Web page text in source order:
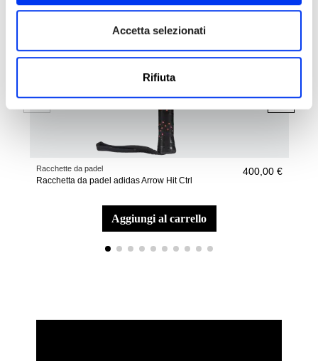
Accetta selezionati
Rifiuta
Racchette da padel
Racchetta da padel adidas Arrow Hit Ctrl
400,00 €
aggiungi al carrello